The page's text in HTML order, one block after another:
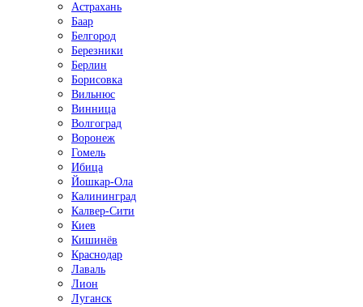
Астрахань
Баар
Белгород
Березники
Берлин
Борисовка
Вильнюс
Винница
Волгоград
Воронеж
Гомель
Ибица
Йошкар-Ола
Калининград
Калвер-Сити
Киев
Кишинёв
Краснодар
Лаваль
Лион
Луганск